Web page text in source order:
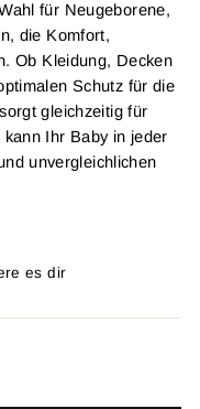
für Neugeborene,
die Komfort,
Ob Kleidung, Decken
Schutz für die
gleichzeitig für
Ihr Baby in jeder
unvergleichlichen
es dir
Pin